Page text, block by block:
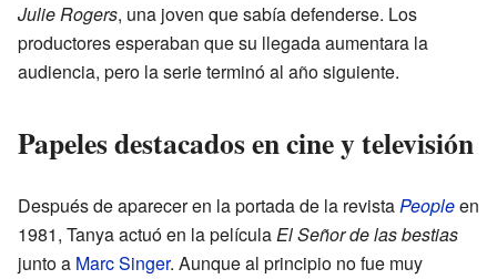
Julie Rogers, una joven que sabía defenderse. Los
productores esperaban que su llegada aumentara la
audiencia, pero la serie terminó al año siguiente.
Papeles destacados en cine y televisión
Después de aparecer en la portada de la revistaPeopleen
1981, Tanya actuó en la películaEl Señor de las bestias
junto a Marc Singer. Aunque al principio no fue muy